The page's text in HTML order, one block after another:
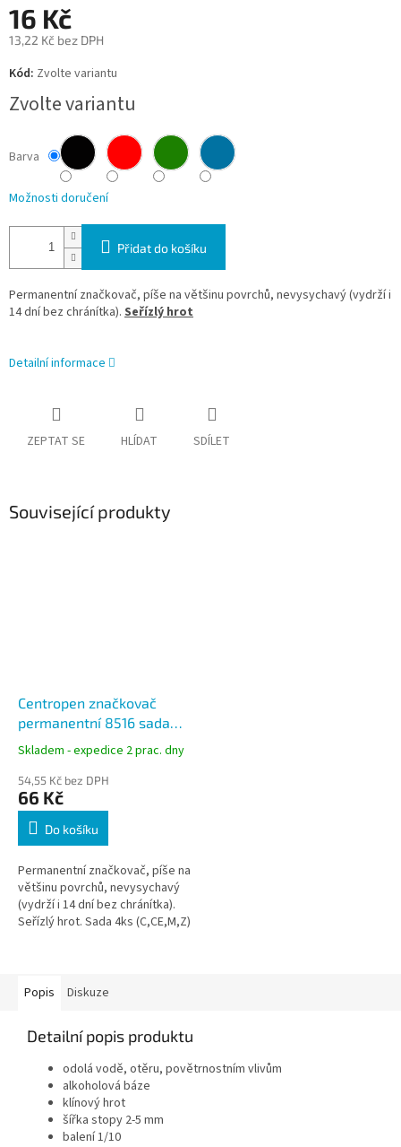
16 Kč
13,22 Kč bez DPH
Měrná
cena:
Kód: Zvolte variantu
Zvolte variantu
Barva
Možnosti doručení
Přidat do košíku
Permanentní značkovač, píše na většinu povrchů, nevysychavý (vydrží i
14 dní bez chránítka). Seřízlý hrot
Detailní informace
ZEPTAT SE HLÍDAT SDÍLET
Související produkty
Centropen značkovač
permanentní 8516 sada
4ks, stopa 2-5 mm
Skladem - expedice 2 prac. dny
54,55 Kč bez DPH
66 Kč
Do košíku
Permanentní značkovač, píše na
většinu povrchů, nevysychavý
(vydrží i 14 dní bez chránítka).
Seřízlý hrot. Sada 4ks (C,CE,M,Z)
Popis Diskuze
Detailní popis produktu
odolá vodě, otěru, povětrnostním vlivům
alkoholová báze
klínový hrot
šířka stopy 2-5 mm
balení 1/10